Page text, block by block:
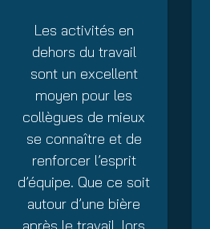
Les activités en
dehors du travail
sont un excellent
moyen pour les
collègues de mieux
se connaître et de
renforcer l’esprit
d’équipe. Que ce soit
autour d’une bière